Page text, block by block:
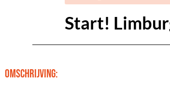
Start!
Omschrijving: